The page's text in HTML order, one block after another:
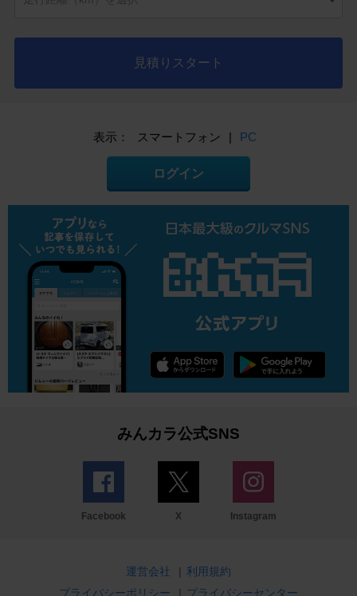
見積りスタート
表示： スマートフォン | PC
ログイン
みんカラ公式SNS
Facebook X Instagram
運営会社 | 利用規約
プライバシーポリシー
| プライバシーセンター